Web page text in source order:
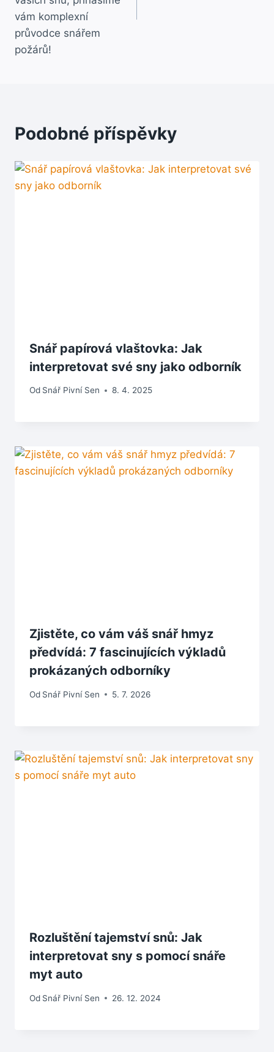
vám komplexní
průvodce snářem
požárů!
Podobné příspěvky
Snář papírová vlaštovka: Jak
interpretovat své sny jako odborník
Od Snář Pivní Sen 8. 4. 2025
Zjistěte, co vám váš snář hmyz
předvídá: 7 fascinujících výkladů
prokázaných odborníky
Od Snář Pivní Sen 5. 7. 2026
Rozluštění tajemství snů: Jak
interpretovat sny s pomocí snáře
myt auto
Od Snář Pivní Sen 26. 12. 2024